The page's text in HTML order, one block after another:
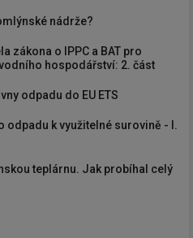
nádrže?
zákona o IPPC a BAT pro
hospodářství: 2. část
odpadu do EU ETS
odpadu k využitelné surovině - I.
teplárnu. Jak probíhal celý